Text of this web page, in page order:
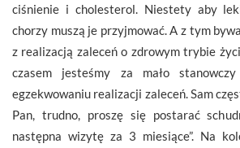
ciśnienie i cholesterol. Niestety aby
chorzy muszą je przyjmować. A z tym
z realizacją zaleceń o zdrowym trybie
czasem jesteśmy za mało
egzekwowaniu realizacji zaleceń. Sam
Pan, trudno, proszę się postarać
następna wizytę za 3 miesiące”. Na